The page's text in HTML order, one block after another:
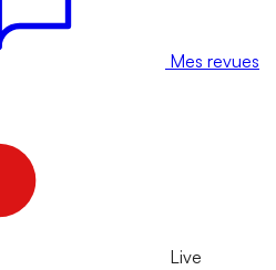
Mes revues
Live